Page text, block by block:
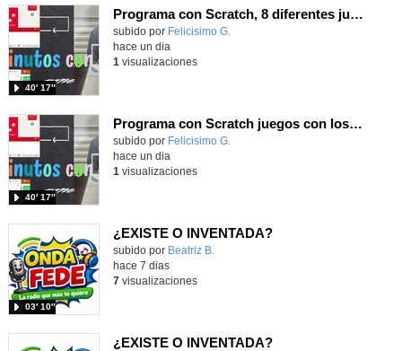
Programa con Scratch, 8 diferentes juegos para vivir la emoción de los partidos de España en el mundial 2026
Contenido educativo.
subido por Felicisimo G.
40′ 17″
hace un dia
1 visualizaciones
Programa con Scratch juegos con los partidos del mundial 2026 ganados por España
Contenido educativo.
subido por Felicisimo G.
40′ 17″
hace un dia
1 visualizaciones
¿EXISTE O INVENTADA?
Contenido educativo.
subido por Beatriz B.
03′ 10″
hace 7 dias
7visualizaciones
¿EXISTE O INVENTADA?